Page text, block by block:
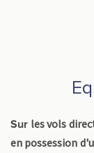
Sur les vols
en possession